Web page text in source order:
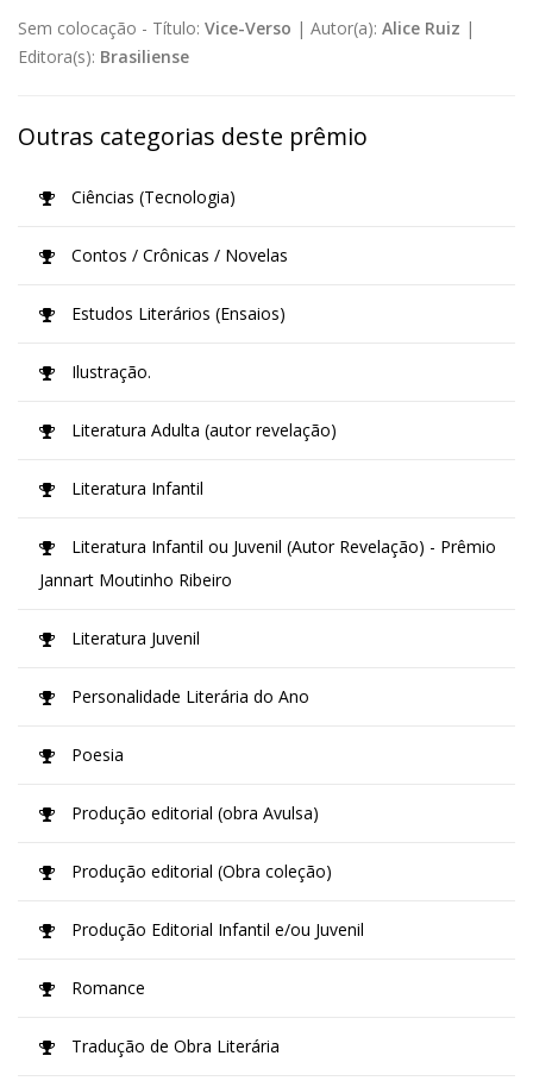
Sem colocação - Título: Vice-Verso | Autor(a): Alice Ruiz |
Editora(s): Brasiliense
Outras categorias deste prêmio
Ciências (Tecnologia)
Contos / Crônicas / Novelas
Estudos Literários (Ensaios)
Ilustração.
Literatura Adulta (autor revelação)
Literatura Infantil
Literatura Infantil ou Juvenil (Autor Revelação) - Prêmio
Jannart Moutinho Ribeiro
Literatura Juvenil
Personalidade Literária do Ano
Poesia
Produção editorial (obra Avulsa)
Produção editorial (Obra coleção)
Produção Editorial Infantil e/ou Juvenil
Romance
Tradução de Obra Literária